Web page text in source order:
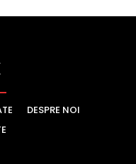
DESPRE NOI